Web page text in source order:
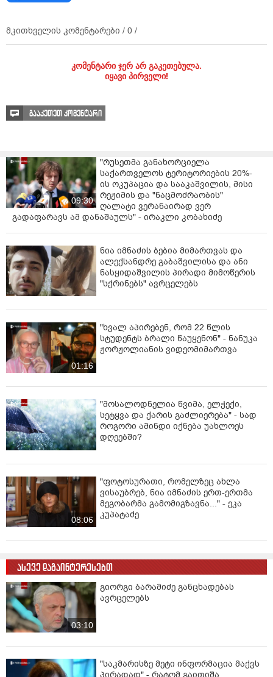
მკითხველის კომენტარები / 0 /
კომენტარი ჯერ არ გაკეთებულა.
იყავი პირველი!
გააკეთეთ კომენტარი
09:30
"რუსეთმა განახორციელა
საქართველოს ტერიტორიების 20%-
ის ოკუპაცია და სააკაშვილის, მისი
რეჟიმის და "ნაცმოძრაობის"
ღალატი ვერანაირად ვერ
გადაფარავს ამ დანაშაულს" - ირაკლი კობახიძე
ნია იმნაძის ბებია მიმართვას და
ალექსანდრე გაბაშვილისა და ანი
ნასყიდაშვილის პირადი მიმოწერის
"სქრინებს" ავრცელებს
01:16
"ხვალ აპირებენ, რომ 22 წლის
სტუდენტს ბრალი წაუყენონ" - ნანუკა
ჟორჟოლიანის ვიდეომიმართვა
"მოსალოდნელია წვიმა, ელჭექი,
სეტყვა და ქარის გაძლიერება" - სად
როგორი ამინდი იქნება უახლოეს
დღეებში?
08:06
"ფოტოსურათი, რომელზეც ახლა
ვისაუბრებ, ნია იმნაძის ერთ-ერთმა
მეგობარმა გამომიგზავნა..." - ეკა
კუპატაძე
ასევე დაგაინტერესებთ
03:10
გიორგი ბარამიძე განცხადებას
ავრცელებს
"საკმარისზე მეტი ინფორმაცია მაქვს